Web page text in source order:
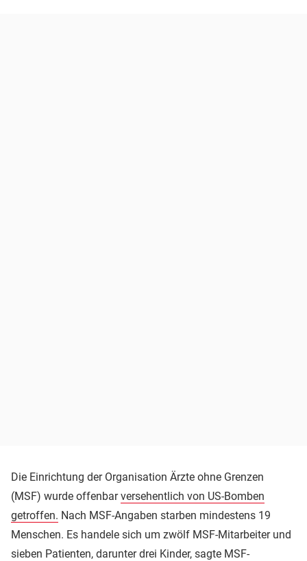
Die Einrichtung der Organisation Ärzte ohne Grenzen
(MSF) wurde offenbarversehentlich von US-Bomben
getroffen. Nach MSF-Angaben starben mindestens 19
Menschen. Es handele sich um zwölf MSF-Mitarbeiter und
sieben Patienten, darunter drei Kinder, sagte MSF-